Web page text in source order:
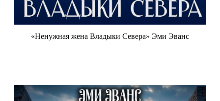
«Ненужная жена Владыки Севера» Эми Эванс